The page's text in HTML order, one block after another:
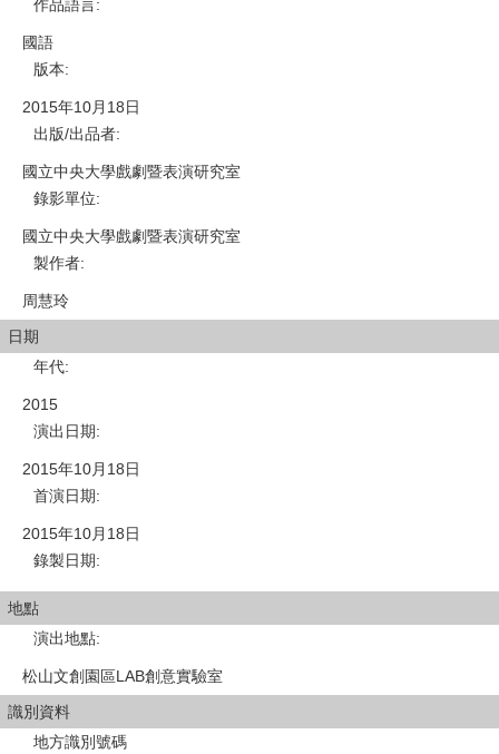
作品語言:
國語
版本:
2015年10月18日
出版/出品者:
國立中央大學戲劇暨表演研究室
錄影單位:
國立中央大學戲劇暨表演研究室
製作者:
周慧玲
日期
年代:
2015
演出日期:
2015年10月18日
首演日期:
2015年10月18日
錄製日期:
地點
演出地點:
松山文創園區LAB創意實驗室
識別資料
地方識別號碼